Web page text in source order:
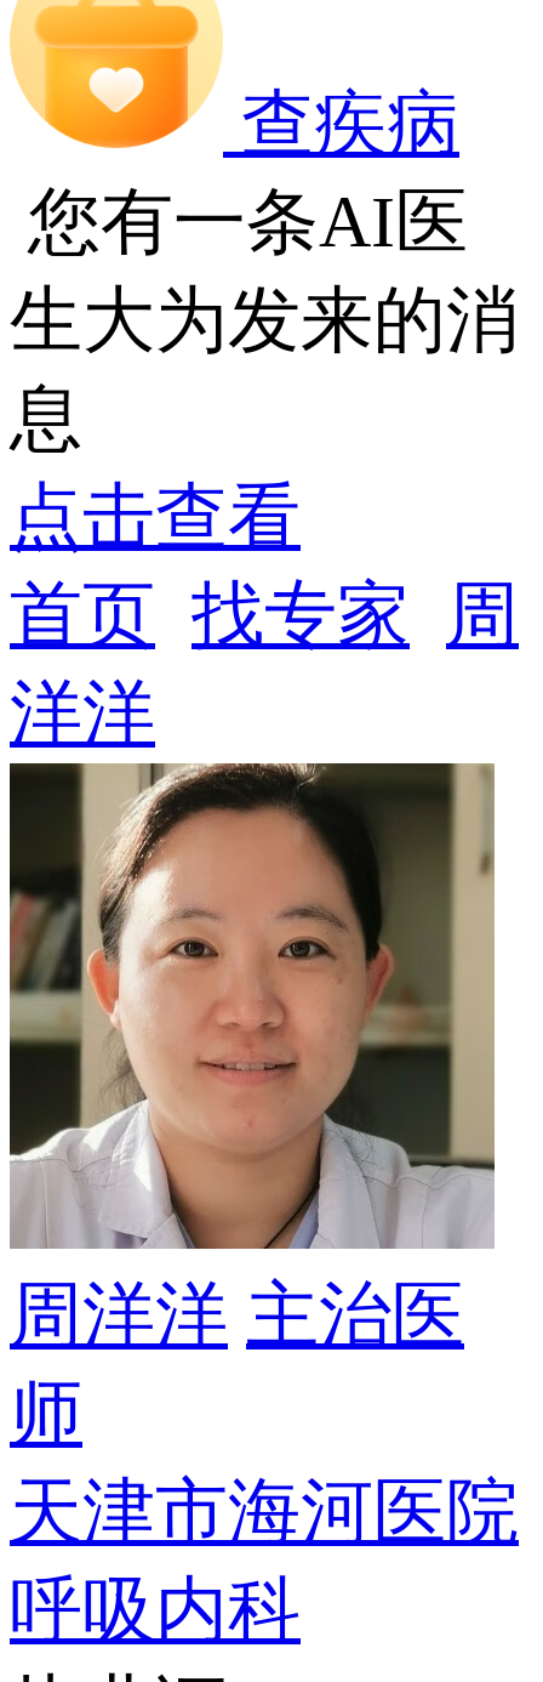
查疾病
您有一条AI医
生大为发来的消
息
点击查看
首页 找专家
周
洋洋
周洋洋 主治医
师
天津市海河医院
呼吸内科